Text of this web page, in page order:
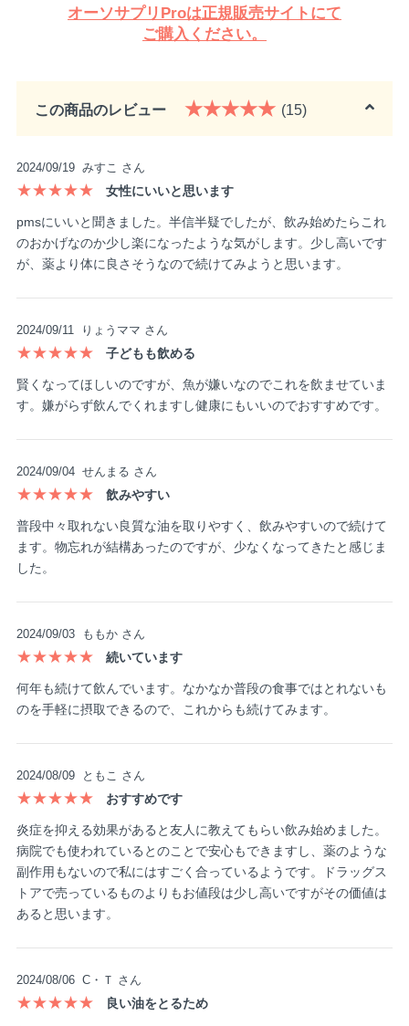
オーソサプリProは正規販売サイトにて
ご購入ください。
この商品のレビュー ★★★★★ (15)
2024/09/19 みすこ さん
★★★★★ 女性にいいと思います
pmsにいいと聞きました。半信半疑でしたが、飲み始めたらこれ
のおかげなのか少し楽になったような気がします。少し高いです
が、薬より体に良さそうなので続けてみようと思います。
2024/09/11 りょうママ さん
★★★★★ 子どもも飲める
賢くなってほしいのですが、魚が嫌いなのでこれを飲ませていま
す。嫌がらず飲んでくれますし健康にもいいのでおすすめです。
2024/09/04 せんまる さん
★★★★★ 飲みやすい
普段中々取れない良質な油を取りやすく、飲みやすいので続けて
ます。物忘れが結構あったのですが、少なくなってきたと感じま
した。
2024/09/03 ももか さん
★★★★★ 続いています
何年も続けて飲んでいます。なかなか普段の食事ではとれないも
のを手軽に摂取できるので、これからも続けてみます。
2024/08/09 ともこ さん
★★★★★ おすすめです
炎症を抑える効果があると友人に教えてもらい飲み始めました。
病院でも使われているとのことで安心もできますし、薬のような
副作用もないので私にはすごく合っているようです。ドラッグス
トアで売っているものよりもお値段は少し高いですがその価値は
あると思います。
2024/08/06 C・Ｔ さん
★★★★★ 良い油をとるため